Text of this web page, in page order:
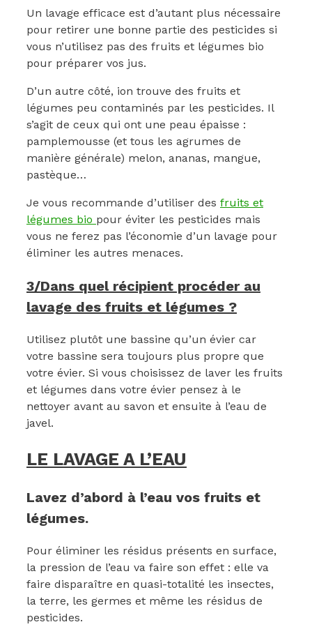
Un lavage efficace est d’autant plus nécessaire
pour retirer une bonne partie des pesticides si
vous n’utilisez pas des fruits et légumes bio
pour préparer vos jus.
D’un autre côté, ion trouve des fruits et
légumes peu contaminés par les pesticides. Il
s’agit de ceux qui ont une peau épaisse :
pamplemousse (et tous les agrumes de
manière générale) melon, ananas, mangue,
pastèque…
Je vous recommande d’utiliser des fruits et
légumes bio pour éviter les pesticides mais
vous ne ferez pas l’économie d’un lavage pour
éliminer les autres menaces.
3/Dans quel récipient procéder au
lavage des fruits et légumes ?
Utilisez plutôt une bassine qu’un évier car
votre bassine sera toujours plus propre que
votre évier. Si vous choisissez de laver les fruits
et légumes dans votre évier pensez à le
nettoyer avant au savon et ensuite à l’eau de
javel.
LE LAVAGE A L’EAU
Lavez d’abord à l’eau vos fruits et
légumes.
Pour éliminer les résidus présents en surface,
la pression de l’eau va faire son effet : elle va
faire disparaître en quasi-totalité les insectes,
la terre, les germes et même les résidus de
pesticides.